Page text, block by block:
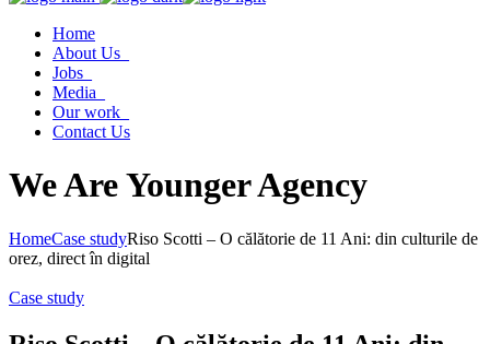
Home
About Us_
Jobs_
Media_
Our work_
Contact Us
We Are Younger Agency
HomeCase studyRiso Scotti – O călătorie de 11 Ani: din culturile de
orez, direct în digital
Case study